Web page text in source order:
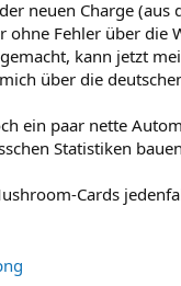
neuen Charge (aus
ohne Fehler über die
kann jetzt
über die
ein paar nette
Statistiken
Cards